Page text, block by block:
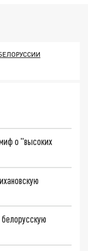
о "высоких